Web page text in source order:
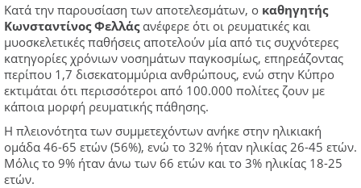
Κατά την παρουσίαση των αποτελεσμάτων, ο καθηγητής
Κωνσταντίνος Φελλάςανέφερε ότι οι ρευματικές και
μυοσκελετικές παθήσεις αποτελούν μία από τις συχνότερες
κατηγορίες χρόνιων νοσημάτων παγκοσμίως, επηρεάζοντας
περίπου 1,7 δισεκατομμύρια ανθρώπους, ενώ στην Κύπρο
εκτιμάται ότι περισσότεροι από 100.000 πολίτες ζουν με
κάποια μορφή ρευματικής πάθησης.
Η πλειονότητα των συμμετεχόντων ανήκε στην ηλικιακή
ομάδα 46-65 ετών (56%), ενώ το 32% ήταν ηλικίας 26-45 ετών.
Μόλις το 9% ήταν άνω των 66 ετών και το 3% ηλικίας 18-25
ετών.